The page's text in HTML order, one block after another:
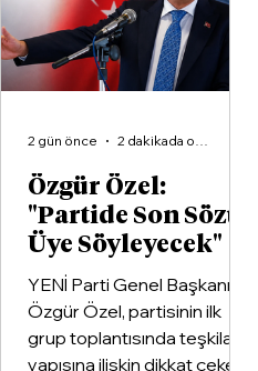
Özgür Özel:
"Partide Son Sözü
Üye Söyleyecek"
YENİ Parti Genel Başkanı
Özgür Özel, partisinin ilk
grup toplantısında teşkilat
yapısına ilişkin dikkat çeken
2 gün önce 2 dakikada okunur